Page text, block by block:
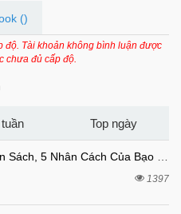
6 tháng trước
6 tháng trước
6 tháng trước
6 tháng trước
()
độ. Tài khoản không bình luận được
chưa đủ cấp độ.
tuần Top ngày
1397